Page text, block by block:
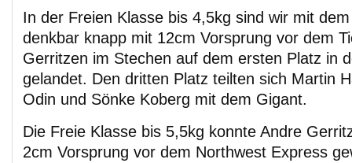
In der Freien Klasse bis 4,5kg sind wir mit
denkbar knapp mit 12cm Vorsprung vor dem
Gerritzen im Stechen auf dem ersten Platz in
gelandet. Den dritten Platz teilten sich Martin
Odin und Sönke Koberg mit dem Gigant.
Die Freie Klasse bis 5,5kg konnte Andre
2cm Vorsprung vor dem Northwest Express